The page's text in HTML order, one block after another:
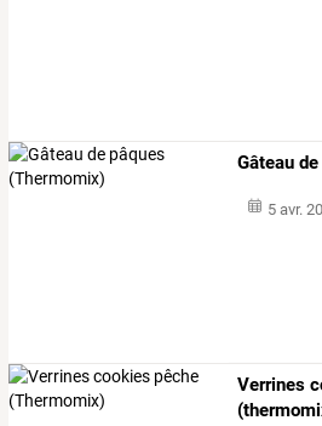
Gâteau
5 avr.
Verrines